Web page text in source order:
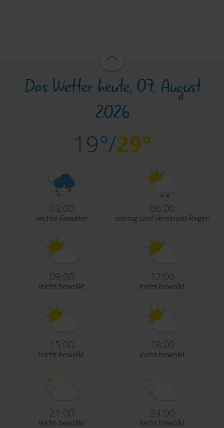
Das Wetter heute, 07. August
2026
19°/29°
03:00
leichte Gewitter
06:00
sonnig und vereinzelt Regen
09:00
leicht bewölkt
12:00
leicht bewölkt
15:00
leicht bewölkt
18:00
leicht bewölkt
21:00
leicht bewölkt
24:00
leicht bewölkt